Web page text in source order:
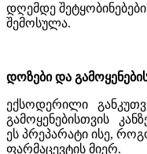
დღემდე
შემოსულა.
დოზები და
ექსოდერილი
გამოყენებისთვის
ეს პრეპარატი ისე,
ფარმაცევტის მიერ.